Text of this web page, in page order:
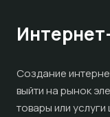
Создание
выйти на рынок
товары или